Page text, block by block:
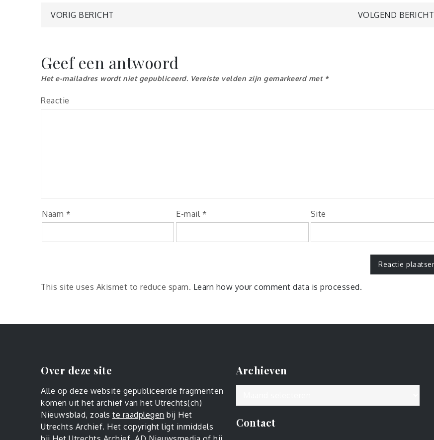
Berichtnavigatie
VORIG BERICHT VOLGEND BERICHT
Geef een antwoord
Het e-mailadres wordt niet gepubliceerd. Vereiste velden zijn gemarkeerd met *
Reactie
Naam * E-mail * Site
This site uses Akismet to reduce spam. Learn how your comment data is processed.
Over deze site
Alle op deze website gepubliceerde fragmenten
komen uit het archief van het Utrechts(ch)
Nieuwsblad, zoals te raadplegen bij Het
Utrechts Archief. Het copyright ligt inmiddels
Archieven
Contact